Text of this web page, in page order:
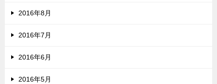
2016年8月
2016年7月
2016年6月
2016年5月